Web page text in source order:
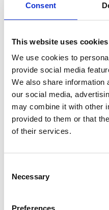
Consent
This website uses cookies
We use cookies to
provide social media
We also share information
our social media,
may combine it with other
provided to them or that
of their services.
Selection
Necessary
Preferences
tar du dig runt med
hästryggen eller med
Aktiver för såväl
grupper
Aktiviteterna passar
konferensgrupper och
privata grupper. Boka in
konferens, kick off,
luppsafari? Under
huvudentrén. Det blir en
vandringen berättar